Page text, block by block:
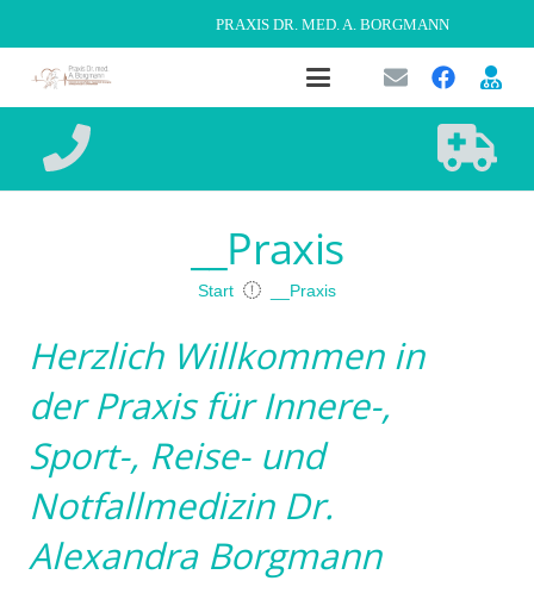
PRAXIS DR. MED. A. BORGMANN
__Praxis
Start __Praxis
Herzlich Willkommen in
der Praxis für Innere-,
Sport-, Reise- und
Notfallmedizin Dr.
Alexandra Borgmann